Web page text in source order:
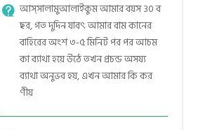
আস্সালামুআলাইকুম আমার বয়স 30 ব
ছর, গত দুদিন যাবৎ আমার বাম কানের
বাহিরের অংশ ৩-৫ মিনিট পর পর আচম
কা ব্যাথা হয়ে উঠে তখন প্রচন্ড অসয্য
ব্যাথা অনুভব হয়, এখন আমার কি কর
ণীয়